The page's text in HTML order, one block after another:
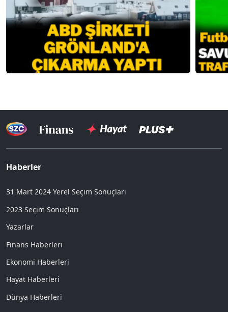
Haberler
31 Mart 2024 Yerel Seçim Sonuçları
2023 Seçim Sonuçları
Yazarlar
Finans Haberleri
Ekonomi Haberleri
Hayat Haberleri
Dünya Haberleri